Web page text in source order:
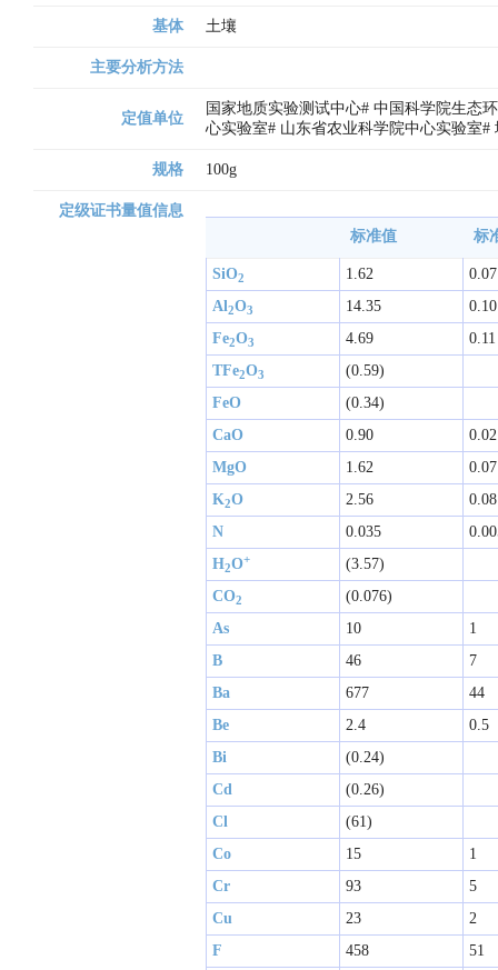
基体 土壤
主要分析方法
定值单位
国家地质实验测试中心# 中国科学院生态
心实验室# 山东省农业科学院中心实验室
规格 100g
定级证书量值信息
标准值
标
SiO2 1.62
0.07
Al2O3 14.35
0.10
Fe2O3 4.69
0.11
TFe2O3
(0.59)
FeO
(0.34)
CaO
0.90
0.02
MgO
1.62
0.07
K2O 2.56
0.08
N
0.035
H2O+
(3.57)
CO2
(0.076)
As
10
1
B
46
7
Ba
677
44
Be
2.4
0.5
Bi
(0.24)
Cd
(0.26)
Cl
(61)
Co
15
1
Cr
93
5
Cu
23
2
F
458
51